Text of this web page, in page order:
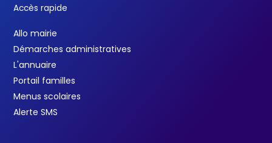
Accès rapide
Allo mairie
Démarches administratives
L'annuaire
Portail familles
Menus scolaires
Alerte SMS